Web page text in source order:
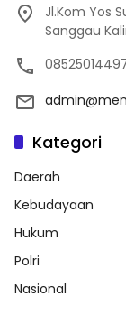
Jl.Kom Yos
Sanggau
Kategori
Daerah
Kebudayaan
Hukum
Polri
Nasional